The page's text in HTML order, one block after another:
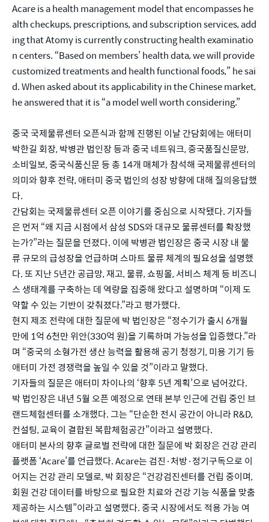
Acare is a health management model that encompasses he
alth checkups, prescriptions, and subscription services, add
ing that Atomy is currently constructing health examinatio
n centers. “Based on members’ health data, we will provide
customized treatments and health functional foods,” he sai
d. When asked about its applicability in the Chinese market,
he answered that it is “a model well worth considering.”
중국 국제물류센터 오픈식과 함께 진행된 이날 간담회에는 애터미
박한길 회장, 박병관 법인장 등과 중국 네트워크, 중국품질신문망,
소비일보, 중국식품신문 등 총 14개 매체가 참석해 국제물류센터의
의미와 향후 전략, 애터미 중국 법인의 성장 방향에 대해 질의응답했
다.
간담회는 국제물류센터 오픈 이야기를 중심으로 시작됐다. 기자들
은 먼저 “왜 지금 시점에서 삼성 SDS와 대규모 물류센터를 확장했
는가?”라는 질문을 던졌다. 이에 박병관 법인장은 중국 시장 내 물
류 규모의 급성장을 언급하며 스마트 물류 체계의 필요성을 설명했
다. 또 지난 5년간 공급망, 재고, 물류, 쇼핑몰, 서비스 체계 등 비즈니
스 생태계를 구축하는 데 역량을 집중해 왔다고 설명하며 “이제 도
약할 수 있는 기반이 갖춰졌다.”라고 평가했다.
현지 제조 전략에 대한 질문에 박 법인장은 “정수기가 출시 6개월
만에 1억 6천만 위안(330억 원)을 기록하며 가능성을 입증했다.”라
며 “중국의 소형가전 생산 능력을 활용해 공기 청정기, 미용 기기 등
애터미 가전 경쟁력을 높일 수 있을 것”이라고 말했다.
기자들의 질문은 애터미 차이나의 ‘향후 5년 계획’으로 넘어갔다.
박 법인장은 내년 5월 오픈 예정으로 연태 본부 인근에 건립 중인 브
랜드체험센터를 소개했다. 그는 “단순한 전시 공간이 아니라 R&D,
컨설팅, 교육이 결합된 복합체험공간”이라고 설명했다.
애터미 본사의 향후 글로벌 전략에 대한 질문에 박 회장은 건강 관리
플랫폼 ‘Acare’를 언급했다. Acare는 검진·처방·정기구독으로 이
어지는 건강 관리 모델로, 박 회장은 “건강검진센터를 건립 중이며,
회원 건강 데이터를 바탕으로 필요한 치료와 건강 기능 식품을 맞춤
제공하는 시스템”이라고 설명했다. 중국 시장에서도 적용 가능 여